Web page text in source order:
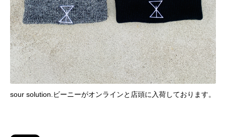
sour solution.ビーニーがオンラインと店頭に入荷しております。